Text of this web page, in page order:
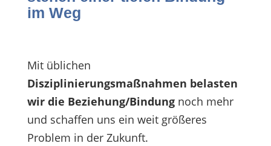
im Weg
Mit üblichen
Disziplinierungsmaßnahmen belasten
wir die Beziehung/Bindungnoch mehr
und schaffen uns ein weit größeres
Problem in der Zukunft.